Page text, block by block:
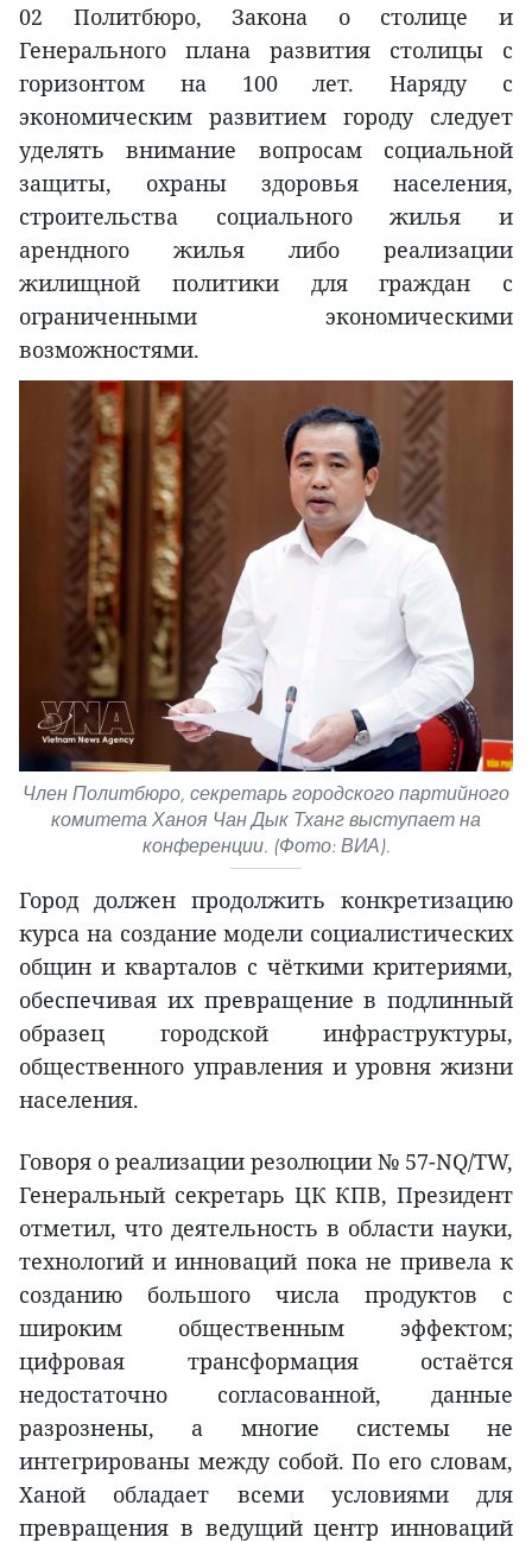
02 Политбюро, Закона о столице и
Генерального плана развития столицы с
горизонтом на 100 лет. Наряду с
экономическим развитием городу следует
уделять внимание вопросам социальной
защиты, охраны здоровья населения,
строительства социального жилья и
арендного жилья либо реализации
жилищной политики для граждан с
ограниченными экономическими
возможностями.
Член Политбюро, секретарь городского партийного
комитета Ханоя Чан Дык Тханг выступает на
конференции. (Фото: ВИА).
Город должен продолжить конкретизацию
курса на создание модели социалистических
общин и кварталов с чёткими критериями,
обеспечивая их превращение в подлинный
образец городской инфраструктуры,
общественного управления и уровня жизни
населения.
Говоря о реализации резолюции № 57-NQ/TW,
Генеральный секретарь ЦК КПВ, Президент
отметил, что деятельность в области науки,
технологий и инноваций пока не привела к
созданию большого числа продуктов с
широким общественным эффектом;
цифровая трансформация остаётся
недостаточно согласованной, данные
разрознены, а многие системы не
интегрированы между собой. По его словам,
Ханой обладает всеми условиями для
превращения в ведущий центр инноваций